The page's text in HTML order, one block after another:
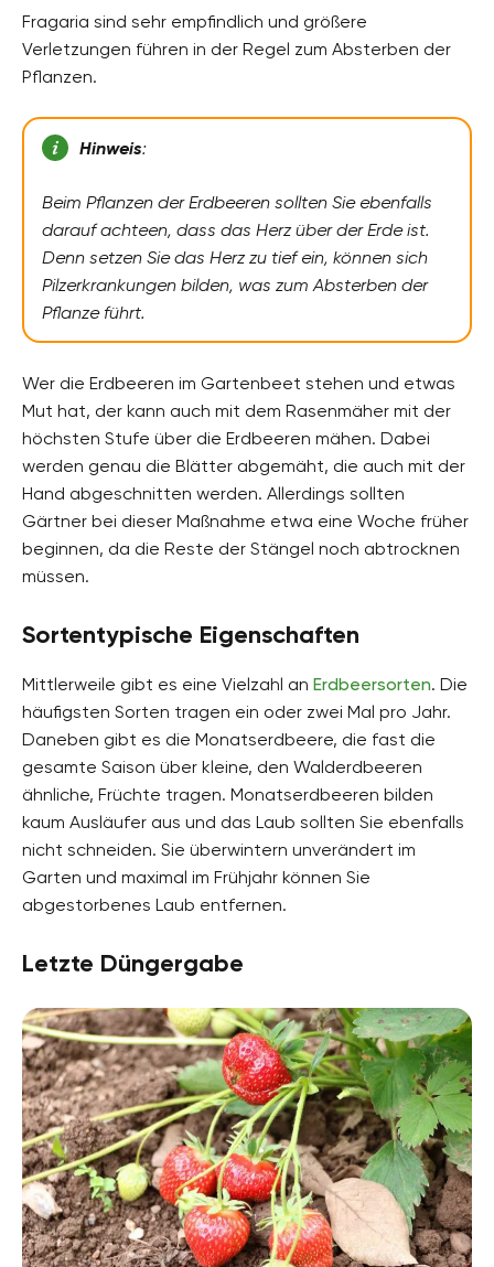
Fragaria sind sehr empfindlich und größere
Verletzungen führen in der Regel zum Absterben der
Pflanzen.
Hinweis:
Beim Pflanzen der Erdbeeren sollten Sie ebenfalls
darauf achteen, dass das Herz über der Erde ist.
Denn setzen Sie das Herz zu tief ein, können sich
Pilzerkrankungen bilden, was zum Absterben der
Pflanze führt.
Wer die Erdbeeren im Gartenbeet stehen und etwas
Mut hat, der kann auch mit dem Rasenmäher mit der
höchsten Stufe über die Erdbeeren mähen. Dabei
werden genau die Blätter abgemäht, die auch mit der
Hand abgeschnitten werden. Allerdings sollten
Gärtner bei dieser Maßnahme etwa eine Woche früher
beginnen, da die Reste der Stängel noch abtrocknen
müssen.
Sortentypische Eigenschaften
Mittlerweile gibt es eine Vielzahl an Erdbeersorten. Die
häufigsten Sorten tragen ein oder zwei Mal pro Jahr.
Daneben gibt es die Monatserdbeere, die fast die
gesamte Saison über kleine, den Walderdbeeren
ähnliche, Früchte tragen. Monatserdbeeren bilden
kaum Ausläufer aus und das Laub sollten Sie ebenfalls
nicht schneiden. Sie überwintern unverändert im
Garten und maximal im Frühjahr können Sie
abgestorbenes Laub entfernen.
Letzte Düngergabe